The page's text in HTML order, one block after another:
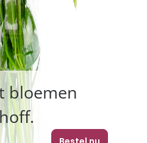
bloemen